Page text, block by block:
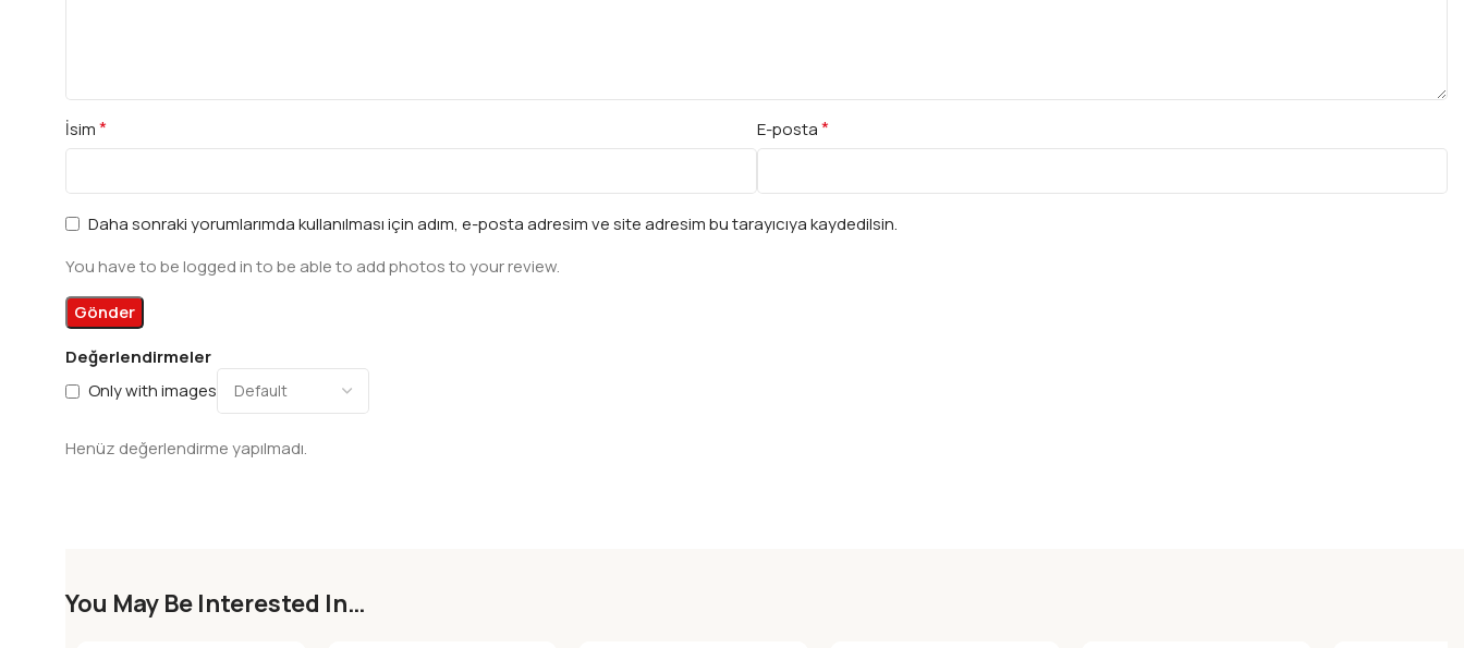
Değerlendirmeler
Only with images
Henüz değerlendirme yapılmadı.
İsim* E-posta*
Daha sonraki yorumlarımda kullanılması için adım, e-posta adresim ve site adresim bu tarayıcıya kaydedilsin.
You have to be logged in to be able to add photos to your review.
You May Be Interested In…